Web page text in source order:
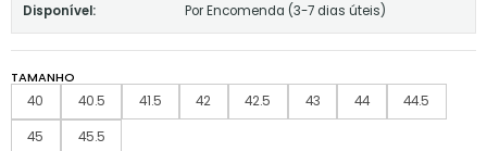
Disponível: Por Encomenda (3-7 dias úteis)
TAMANHO
40
40.5 41.5 42 42.5 43 44 44.5
45 45.5